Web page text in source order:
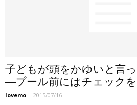
子どもが頭をかゆいと言
―プール前にはチェック
lovemo - 2015/07/16